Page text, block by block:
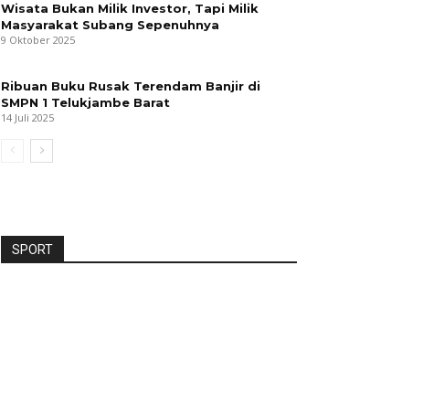
Wisata Bukan Milik Investor, Tapi Milik
Masyarakat Subang Sepenuhnya
9 Oktober 2025
Ribuan Buku Rusak Terendam Banjir di
SMPN 1 Telukjambe Barat
14 Juli 2025
SPORT